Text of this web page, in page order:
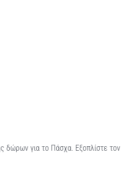
δώρων για το Πάσχα. Εξοπλίστε τον